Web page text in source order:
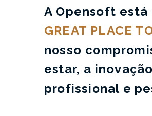
A Opensoft
GREAT PLACE
nosso
estar, a
profissional e